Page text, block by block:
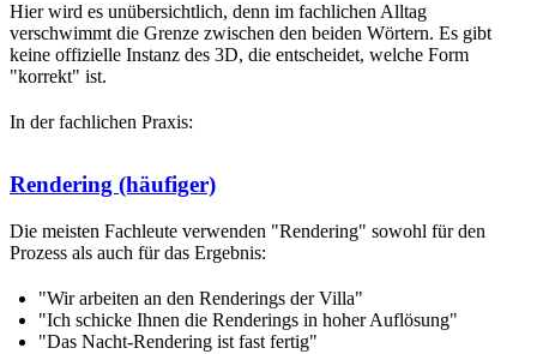
Hier wird es unübersichtlich, denn im fachlichen Alltag
verschwimmt die Grenze zwischen den beiden Wörtern. Es gibt
keine offizielle Instanz des 3D, die entscheidet, welche Form
"korrekt" ist.
In der fachlichen Praxis:
Rendering (häufiger)
Die meisten Fachleute verwenden "Rendering" sowohl für den
Prozess als auch für das Ergebnis:
"Wir arbeiten an den Renderings der Villa"
"Ich schicke Ihnen die Renderings in hoher Auflösung"
"Das Nacht-Rendering ist fast fertig"